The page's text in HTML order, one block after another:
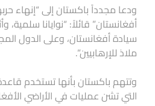
ودعا مجدداً باكستان إلى “إنهاء
أفغانستان” قائلاً: “نوايانا سلمية،
سيادة أفغانستان، وعلى الدول
ملاذ للإرهابيين”.
وتتهم باكستان بأنها تستخدم
التي تشن عمليات في الأراضي